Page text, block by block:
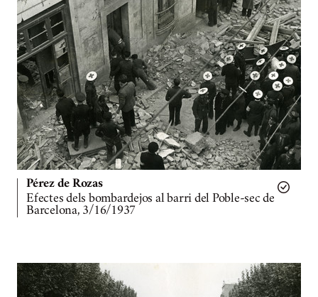
Pérez de Rozas
Efectes dels bombardejos al barri del Poble-sec de
Barcelona, 3/16/1937